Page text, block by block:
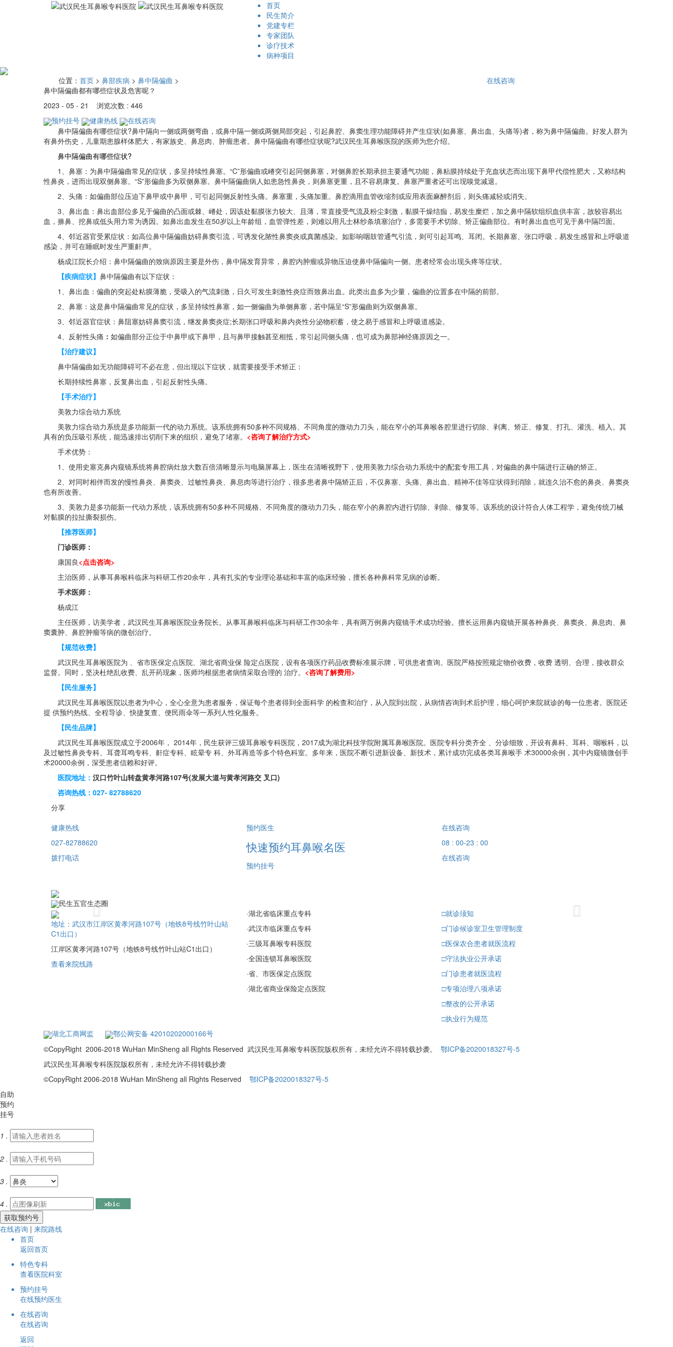
首页
民生简介
党建专栏
专家团队
诊疗技术
病种项目
位置： 首页 > 鼻部疾病 > 鼻中隔偏曲 >
在线咨询
鼻中隔偏曲都有哪些症状及危害呢？
2023 - 05 - 21 浏览次数 : 446
预约挂号
健康热线
在线咨询
鼻中隔偏曲有哪些症状?鼻中隔向一侧或两侧弯曲，或鼻中隔一侧或两侧局部突起，引起鼻腔、鼻窦生理功能障碍并产生症状(如鼻塞、鼻出血、头痛等)者，称为鼻中隔偏曲。好发人群为
有鼻外伤史，儿童期患腺样体肥大，有家族史、鼻息肉、肿瘤患者。鼻中隔偏曲有哪些症状呢?武汉民生耳鼻喉医院的医师为您介绍。
鼻中隔偏曲有哪些症状?
1、鼻塞：为鼻中隔偏曲常见的症状，多呈持续性鼻塞。“C”形偏曲或嵴突引起同侧鼻塞，对侧鼻腔长期承担主要通气功能，鼻粘膜持续处于充血状态而出现下鼻甲代偿性肥大，又称结构
性鼻炎，进而出现双侧鼻塞。“S”形偏曲多为双侧鼻塞。鼻中隔偏曲病人如患急性鼻炎，则鼻塞更重，且不容易康复。鼻塞严重者还可出现嗅觉减退。
2、头痛：如偏曲部位压迫下鼻甲或中鼻甲，可引起同侧反射性头痛。鼻塞重，头痛加重。鼻腔滴用血管收缩剂或应用表面麻醉剂后，则头痛减轻或消失。
3、鼻出血：鼻出血部位多见于偏曲的凸面或棘、嵴处，因该处黏膜张力较大、且薄，常直接受气流及粉尘刺激，黏膜干燥结痂，易发生糜烂，加之鼻中隔软组织血供丰富，故较容易出
血，擤鼻、挖鼻或低头用力常为诱因。如鼻出血发生在50岁以上年龄组，血管弹性差，则难以用凡士林纱条填塞治疗，多需要手术切除、矫正偏曲部位。有时鼻出血也可见于鼻中隔凹面。
4、邻近器官受累症状：如高位鼻中隔偏曲妨碍鼻窦引流，可诱发化脓性鼻窦炎或真菌感染。如影响咽鼓管通气引流，则可引起耳鸣、耳闭。长期鼻塞、张口呼吸，易发生感冒和上呼吸道
感染，并可在睡眠时发生严重鼾声。
杨成江院长介绍：鼻中隔偏曲的致病原因主要是外伤，鼻中隔发育异常，鼻腔内肿瘤或异物压迫使鼻中隔偏向一侧。患者经常会出现头疼等症状。
【疾病症状】 鼻中隔偏曲有以下症状：
1、鼻出血：偏曲的突起处粘膜薄脆，受吸入的气流刺激，日久可发生刺激性炎症而致鼻出血。此类出血多为少量，偏曲的位置多在中隔的前部。
2、鼻塞：这是鼻中隔偏曲常见的症状，多呈持续性鼻塞，如一侧偏曲为单侧鼻塞，若中隔呈“S”形偏曲则为双侧鼻塞。
3、邻近器官症状：鼻阻塞妨碍鼻窦引流，继发鼻窦炎症;长期张口呼吸和鼻内炎性分泌物积蓄，使之易于感冒和上呼吸道感染。
4、反射性头痛 ： 如偏曲部分正位于中鼻甲或下鼻甲，且与鼻甲接触甚至相抵，常引起同侧头痛，也可成为鼻部神经痛原因之一。
【治疗建议】
鼻中隔偏曲如无功能障碍可不必在意，但出现以下症状，就需要接受手术矫正：
长期持续性鼻塞，反复鼻出血，引起反射性头痛。
【手术治疗】
美敦力综合动力系统
美敦力综合动力系统是多功能新一代的动力系统。该系统拥有50多种不同规格、不同角度的微动力刀头，能在窄小的耳鼻喉各腔里进行切除、剥离、矫正、修复、打孔、灌洗、植入。其
具有的负压吸引系统，能迅速排出切削下来的组织，避免了堵塞。 <咨询了解治疗方式>
手术优势：
1、使用史塞克鼻内窥镜系统将鼻腔病灶放大数百倍清晰显示与电脑屏幕上，医生在清晰视野下，使用美敦力综合动力系统中的配套专用工具，对偏曲的鼻中隔进行正确的矫正。
2、对同时相伴而发的慢性鼻炎、鼻窦炎、过敏性鼻炎、鼻息肉等进行治疗，很多患者鼻中隔矫正后，不仅鼻塞、头痛、鼻出血、精神不佳等症状得到消除，就连久治不愈的鼻炎、鼻窦炎
也有所改善。
3、美敦力是多功能新一代动力系统，该系统拥有50多种不同规格、不同角度的微动力刀头，能在窄小的鼻腔内进行切除、剥除、修复等。该系统的设计符合人体工程学，避免传统刀械
对黏膜的拉扯撕裂损伤。
【推荐医师】
门诊医师：
康国良<点击咨询>
主治医师，从事耳鼻喉科临床与科研工作20余年，具有扎实的专业理论基础和丰富的临床经验，擅长各种鼻科常见病的诊断。
手术医师：
杨成江
主任医师，访美学者，武汉民生耳鼻喉医院业务院长。从事耳鼻喉科临床与科研工作30余年，具有两万例鼻内窥镜手术成功经验。擅长运用鼻内窥镜开展各种鼻炎、鼻窦炎、鼻息肉、鼻
窦囊肿、鼻腔肿瘤等病的微创治疗。
【规范收费】
武汉民生耳鼻喉医院为 、省市医保定点医院、湖北省商业保 险定点医院，设有各项医疗药品收费标准展示牌，可供患者查询。医院严格按照规定物价收费，收费 透明、合理，接收群众
监督。同时，坚决杜绝乱收费、乱开药现象，医师均根据患者病情采取合理的 治疗。 <咨询了解费用>
【民生服务】
武汉民生耳鼻喉医院以患者为中心，全心全意为患者服务，保证每个患者得到全面科学 的检查和治疗，从入院到出院，从病情咨询到术后护理，细心呵护来院就诊的每一位患者。医院还
提 供预约热线、全程导诊、快捷复查、便民雨伞等一系列人性化服务。
【民生品牌】
武汉民生耳鼻喉医院成立于2006年， 2014年，民生获评三级耳鼻喉专科医院，2017成为湖北科技学院附属耳鼻喉医院。医院专科分类齐全 、分诊细致，开设有鼻科、耳科、咽喉科，以
及过敏性鼻炎专科、耳聋耳鸣专科、鼾症专科、眩晕专 科、外耳再造等多个特色科室。多年来，医院不断引进新设备、新技术，累计成功完成各类耳鼻喉手 术30000余例，其中内窥镜微创手
术20000余例，深受患者信赖和好评。
医院地址： 汉口竹叶山转盘黄孝河路107号(发展大道与黄孝河路交 叉口)
咨询热线：027- 82788620
分享
健康热线
027-82788620
拨打电话
预约医生
快速预约耳鼻喉名医
预约挂号
在线咨询
08 : 00-23 : 00
在线咨询
民生五官生态圈
Previous Next
地址：武汉市江岸区黄孝河路107号（地铁8号线竹叶山站
C1出口）
江岸区黄孝河路107号（地铁8号线竹叶山站C1出口）
查看来院线路
·湖北省临床重点专科
·武汉市临床重点专科
·三级耳鼻喉专科医院
·全国连锁耳鼻喉医院
·省、市医保定点医院
·湖北省商业保险定点医院
□就诊须知
□门诊候诊室卫生管理制度
□医保农合患者就医流程
□守法执业公开承诺
□门诊患者就医流程
□专项治理八项承诺
□整改的公开承诺
□执业行为规范
湖北工商网监
鄂公网安备 42010202000166号
©CopyRight 2006-2018 WuHan MinSheng all Rights Reserved 武汉民生耳鼻喉专科医院版权所有，未经允许不得转载抄袭。 鄂ICP备2020018327号-5
武汉民生耳鼻喉专科医院版权所有，未经允许不得转载抄袭
©CopyRight 2006-2018 WuHan MinSheng all Rights Reserved 鄂ICP备2020018327号-5
自助
预约
挂号
1 .
2 .
3 .
4 .
在线咨询 | 来院路线
首页
返回首页
特色专科
查看医院科室
预约挂号
在线预约医生
在线咨询
在线咨询
返回